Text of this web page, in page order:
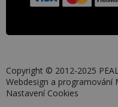
Copyright © 2012-2025
Webdesign a programování
Nastavení Cookies